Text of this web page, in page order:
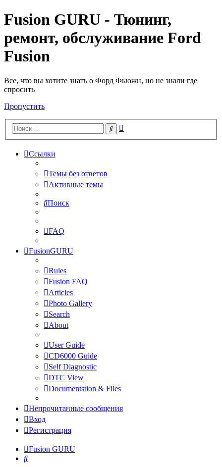
Fusion GURU - Тюнинг,
ремонт, обслуживание Ford
Fusion
Все, что вы хотите знать о Форд Фьюжн, но не знали где
спросить
Пропустить
Поиск
Ссылки
Темы без ответов
Активные темы
Поиск
FAQ
FusionGURU
Rules
Fusion FAQ
Articles
Photo Gallery
Search
About
User Guide
CD6000 Guide
Self Diagnostic
DTC View
Documentstion & Files
Непрочитанные сообщения
Вход
Регистрация
Fusion GURU
Поиск